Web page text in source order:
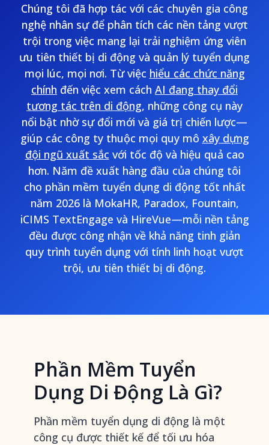
Chúng tôi đã hợp tác với các chuyên gia công
nghệ nhân sự để phân tích các nền tảng vượt
trội trong việc mang lại trải nghiệm ứng viên
ưu tiên thiết bị di động và quản lý tuyển dụng
mọi lúc, mọi nơi. Từ việc hiểu các chức năng
chính đến việc xem cách AI đang thay đổi
tương tác trên di động, những công cụ này
nổi bật nhờ sự đổi mới và giá trị chiến lược—
giúp các công ty thuộc mọi quy mô xây dựng
đội ngũ xuất sắc với tốc độ và hiệu quả cao
hơn. Năm đề xuất hàng đầu của chúng tôi
cho phần mềm tuyển dụng di động tốt nhất
năm 2026 là MokaHR, Paradox, Fountain,
iCIMS TextEngage và HireVue—mỗi nền tảng
đều được công nhận về khả năng tinh giản
quy trình tuyển dụng với tính linh hoạt vượt
trội, ưu tiên thiết bị di động.
Phần Mềm Tuyển
Dụng Di Động Là Gì?
Phần mềm tuyển dụng di động là một
công cụ được thiết kế để tối ưu hóa